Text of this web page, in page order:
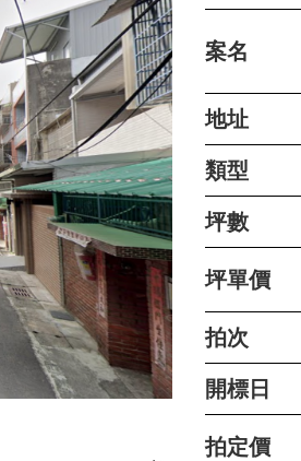
案名
地址
類型
坪數
坪單價
拍次
開標日
拍定價